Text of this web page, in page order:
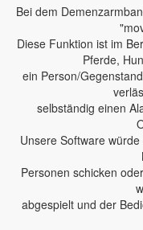
Bei dem
Diese Funktion ist im
Pferde,
ein Person/
selbständig einen
Unsere Software
Personen schicken
abgespielt und der